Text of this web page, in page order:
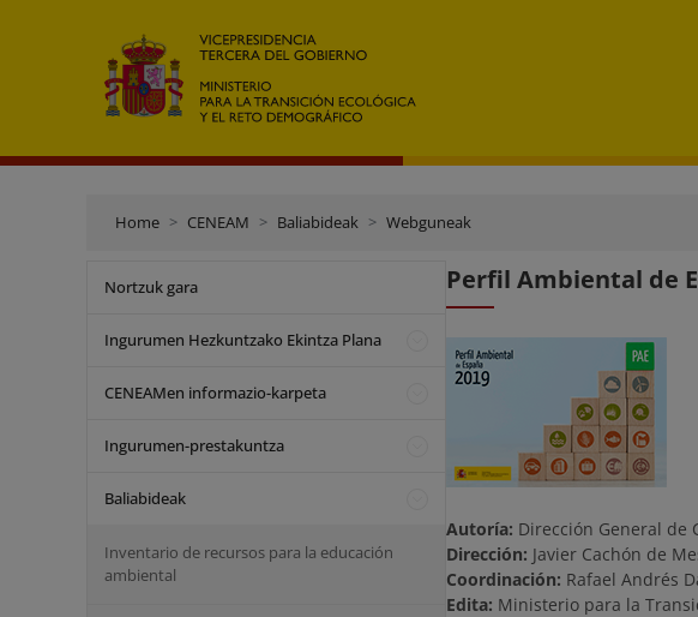
Home CENEAM Baliabideak Webguneak
Nortzuk gara
Ingurumen Hezkuntzako Ekintza Plana
CENEAMen informazio-karpeta
Ingurumen-prestakuntza
Baliabideak
Inventario de recursos para la educación
ambiental
Perfil Ambiental de
Autoría: Dirección General de
Dirección: Javier Cachón de
Coordinación: Rafael Andrés
Edita: Ministerio para la